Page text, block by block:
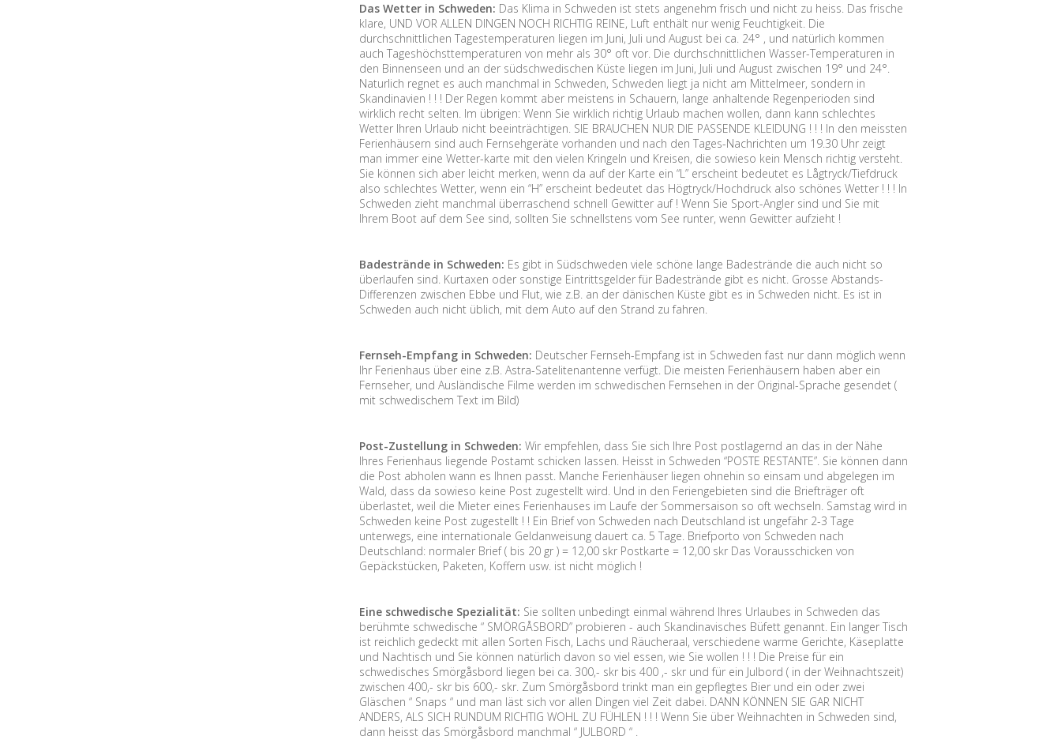
Das Wetter in Schweden: Das Klima in Schweden ist stets angenehm frisch und nicht zu heiss. Das frische
klare, UND VOR ALLEN DINGEN NOCH RICHTIG REINE, Luft enthält nur wenig Feuchtigkeit. Die
durchschnittlichen Tagestemperaturen liegen im Juni, Juli und August bei ca. 24° , und natürlich kommen
auch Tageshöchsttemperaturen von mehr als 30° oft vor. Die durchschnittlichen Wasser-Temperaturen in
den Binnenseen und an der südschwedischen Küste liegen im Juni, Juli und August zwischen 19° und 24°.
Naturlich regnet es auch manchmal in Schweden, Schweden liegt ja nicht am Mittelmeer, sondern in
Skandinavien ! ! ! Der Regen kommt aber meistens in Schauern, lange anhaltende Regenperioden sind
wirklich recht selten. Im übrigen: Wenn Sie wirklich richtig Urlaub machen wollen, dann kann schlechtes
Wetter Ihren Urlaub nicht beeinträchtigen. SIE BRAUCHEN NUR DIE PASSENDE KLEIDUNG ! ! ! In den meissten
Ferienhäusern sind auch Fernsehgeräte vorhanden und nach den Tages-Nachrichten um 19.30 Uhr zeigt
man immer eine Wetter-karte mit den vielen Kringeln und Kreisen, die sowieso kein Mensch richtig versteht.
Sie können sich aber leicht merken, wenn da auf der Karte ein “L” erscheint bedeutet es Lågtryck/Tiefdruck
also schlechtes Wetter, wenn ein “H” erscheint bedeutet das Högtryck/Hochdruck also schönes Wetter ! ! ! In
Schweden zieht manchmal überraschend schnell Gewitter auf ! Wenn Sie Sport-Angler sind und Sie mit
Ihrem Boot auf dem See sind, sollten Sie schnellstens vom See runter, wenn Gewitter aufzieht !
Badestrände in Schweden: Es gibt in Südschweden viele schöne lange Badestrände die auch nicht so
überlaufen sind. Kurtaxen oder sonstige Eintrittsgelder für Badestrände gibt es nicht. Grosse Abstands-
Differenzen zwischen Ebbe und Flut, wie z.B. an der dänischen Küste gibt es in Schweden nicht. Es ist in
Schweden auch nicht üblich, mit dem Auto auf den Strand zu fahren.
Fernseh-Empfang in Schweden: Deutscher Fernseh-Empfang ist in Schweden fast nur dann möglich wenn
Ihr Ferienhaus über eine z.B. Astra-Satelitenantenne verfügt. Die meisten Ferienhäusern haben aber ein
Fernseher, und Ausländische Filme werden im schwedischen Fernsehen in der Original-Sprache gesendet (
mit schwedischem Text im Bild)
Post-Zustellung in Schweden: Wir empfehlen, dass Sie sich Ihre Post postlagernd an das in der Nähe
Ihres Ferienhaus liegende Postamt schicken lassen. Heisst in Schweden “POSTE RESTANTE”. Sie können dann
die Post abholen wann es Ihnen passt. Manche Ferienhäuser liegen ohnehin so einsam und abgelegen im
Wald, dass da sowieso keine Post zugestellt wird. Und in den Feriengebieten sind die Briefträger oft
überlastet, weil die Mieter eines Ferienhauses im Laufe der Sommersaison so oft wechseln. Samstag wird in
Schweden keine Post zugestellt ! ! Ein Brief von Schweden nach Deutschland ist ungefähr 2-3 Tage
unterwegs, eine internationale Geldanweisung dauert ca. 5 Tage. Briefporto von Schweden nach
Deutschland: normaler Brief ( bis 20 gr ) = 12,00 skr Postkarte = 12,00 skr Das Vorausschicken von
Gepäckstücken, Paketen, Koffern usw. ist nicht möglich !
Eine schwedische Spezialität: Sie sollten unbedingt einmal während Ihres Urlaubes in Schweden das
berühmte schwedische “ SMÖRGÅSBORD” probieren - auch Skandinavisches Büfett genannt. Ein langer Tisch
ist reichlich gedeckt mit allen Sorten Fisch, Lachs und Räucheraal, verschiedene warme Gerichte, Käseplatte
und Nachtisch und Sie können natürlich davon so viel essen, wie Sie wollen ! ! ! Die Preise für ein
schwedisches Smörgåsbord liegen bei ca. 300,- skr bis 400 ,- skr und für ein Julbord ( in der Weihnachtszeit)
zwischen 400,- skr bis 600,- skr. Zum Smörgåsbord trinkt man ein gepflegtes Bier und ein oder zwei
Gläschen “ Snaps “ und man läst sich vor allen Dingen viel Zeit dabei. DANN KÖNNEN SIE GAR NICHT
ANDERS, ALS SICH RUNDUM RICHTIG WOHL ZU FÜHLEN ! ! ! Wenn Sie über Weihnachten in Schweden sind,
dann heisst das Smörgåsbord manchmal “ JULBORD “ .